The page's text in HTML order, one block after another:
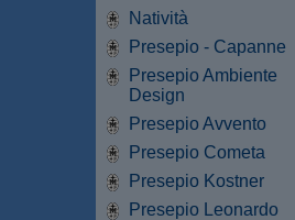
Natività
Presepio - Capanne
Presepio Ambiente
Design
Presepio Avvento
Presepio Cometa
Presepio Kostner
Presepio Leonardo